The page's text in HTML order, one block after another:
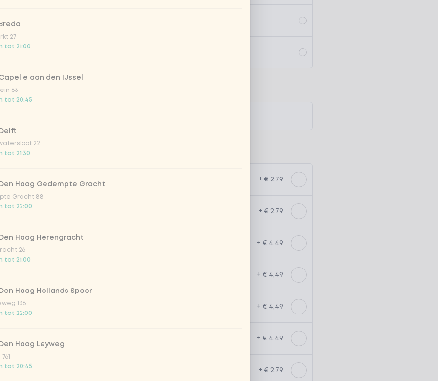
drankjes
33cl + € 2,79
33cl + € 2,79
tropical lychee + € 4,49
tea + € 4,49
fruit + € 4,49
& dragon Fruit + € 4,49
zero zero 33cl + € 2,79
27
tot 21:00
aan den IJssel
63
tot 20:45
22
tot 21:30
Haag Gedempte Gracht
Gracht 88
tot 22:00
Haag Herengracht
26
tot 21:00
Haag Hollands Spoor
136
tot 22:00
Haag Leyweg
tot 20:45